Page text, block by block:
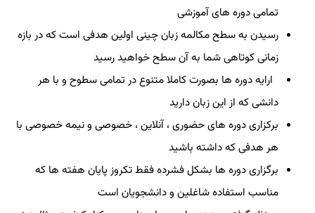
تمامی دوره های آموزشی
رسیدن به سطح مکالمه زبان چینی اولین هدفی است که در بازه
زمانی کوتاهی شما به آن سطح خواهید رسید
ارایه دوره ها بصورت کاملا متنوع در تمامی سطوح و با هر
دانشی که از این زبان دارید
برکزاری دوره های حضوری ، آنلاین ، خصوصی و نیمه خصوصی با
هر هدفی که داشته باشید
برگزاری دوره ها بشکل فشرده فقط تکروز پایان هفته ها که
مناسب استفاده شاغلین و دانشجویان است